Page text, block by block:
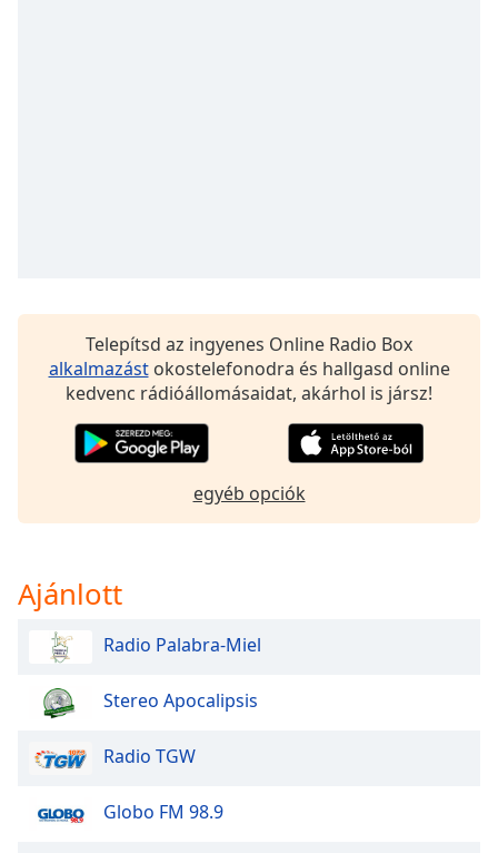
Font
Font
Reset
Dialog
dialog
Telepítsd az ingyenes Online Radio Box
alkalmazástokostelefonodra és hallgasd online
kedvenc rádióállomásaidat, akárhol is jársz!
egyéb opciók
Ajánlott
Radio Palabra-Miel
Stereo Apocalipsis
Radio TGW
Globo FM 98.9